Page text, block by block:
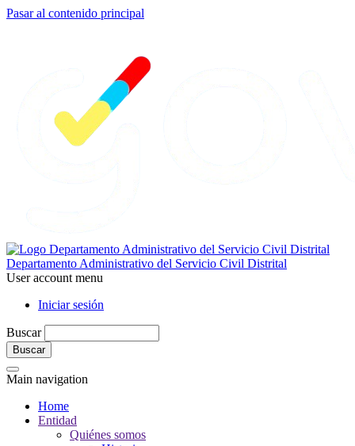
Pasar al contenido principal
Departamento Administrativo del Servicio Civil Distrital
User account menu
Iniciar sesión
Buscar
Main navigation
Home
Entidad
Quiénes somos